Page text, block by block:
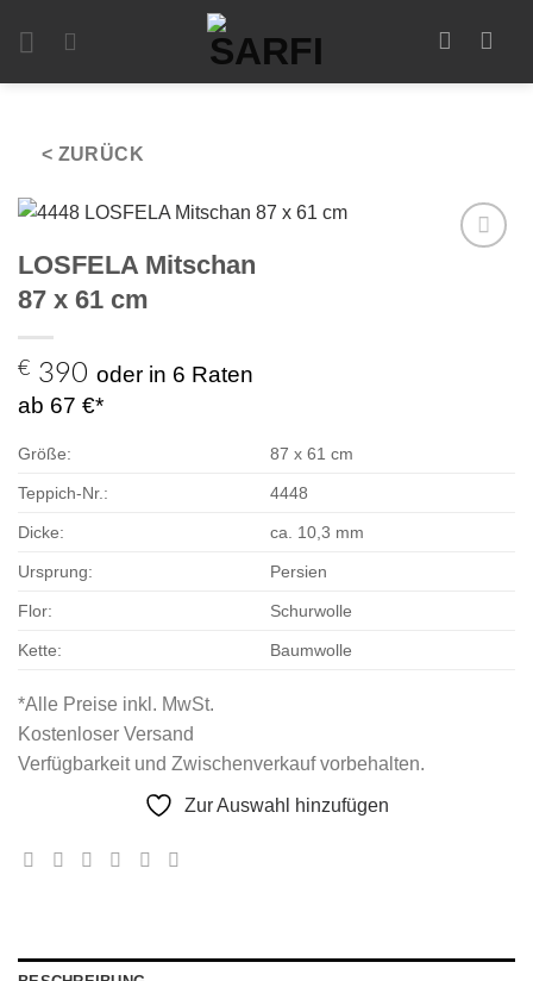
< ZURÜCK
LOSFELA Mitschan
87 x 61 cm
€ 390 oder in 6 Raten
ab 67 €*
Größe: 87 x 61 cm
Teppich-Nr.: 4448
Dicke: ca. 10,3 mm
Ursprung: Persien
Flor: Schurwolle
Kette: Baumwolle
*Alle Preise inkl. MwSt.
Kostenloser Versand
Verfügbarkeit und Zwischenverkauf vorbehalten.
Zur Auswahl hinzufügen